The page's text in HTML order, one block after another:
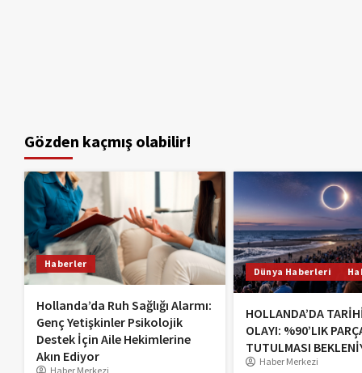
Gözden kaçmış olabilir!
Haberler
Hollanda’da Ruh Sağlığı Alarmı:
Genç Yetişkinler Psikolojik
Destek İçin Aile Hekimlerine
Akın Ediyor
Haber Merkezi
Dünya Haberleri
HOLLANDA’DA
OLAYI: %90’LIK
TUTULMASI
Haber Merkezi